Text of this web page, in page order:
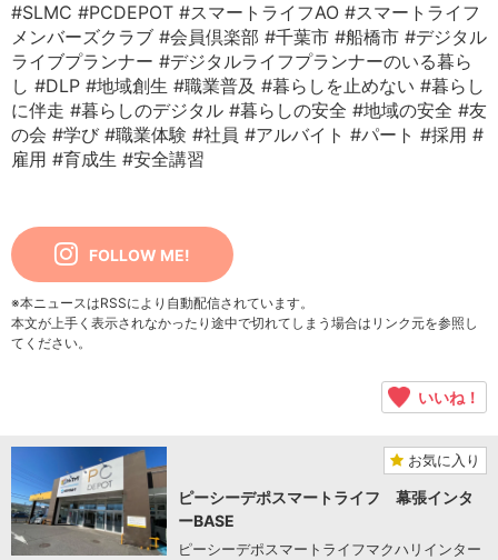
#SLMC #PCDEPOT #スマートライフAO #スマートライフ
メンバーズクラブ #会員倶楽部 #千葉市 #船橋市 #デジタル
ライブプランナー #デジタルライフプランナーのいる暮ら
し #DLP #地域創生 #職業普及 #暮らしを止めない #暮らし
に伴走 #暮らしのデジタル #暮らしの安全 #地域の安全 #友
の会 #学び #職業体験 #社員 #アルバイト #パート #採用 #
雇用 #育成生 #安全講習
FOLLOW ME!
※本ニュースはRSSにより自動配信されています。
本文が上手く表示されなかったり途中で切れてしまう場合はリンク元を参照し
てください。
いいね！
お気に入り
ピーシーデポスマートライフ 幕張インタ
ーBASE
ピーシーデポスマートライフマクハリインター